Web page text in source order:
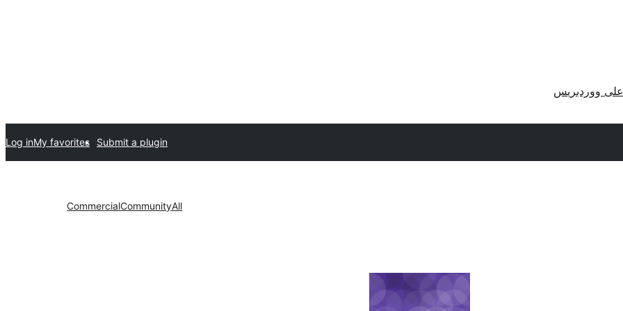
ووردبريس
Submit a plugin
My favorites
Log in
All
Community
Commercial